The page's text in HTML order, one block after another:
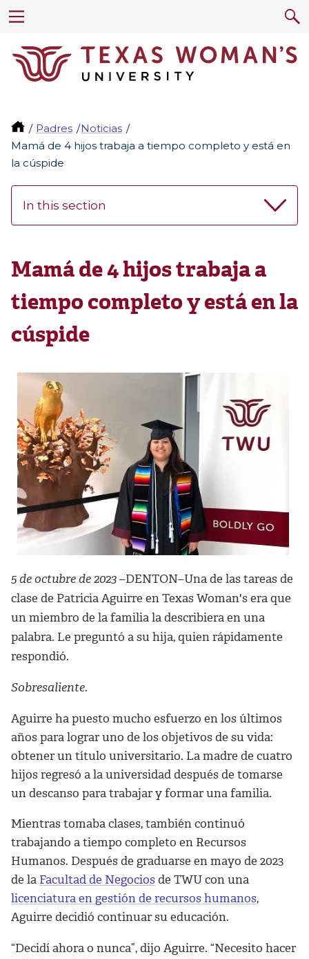
Padres
Noticias
Mamá de 4 hijos trabaja a tiempo completo y está en
la cúspide
In this section
Mamá de 4 hijos trabaja a
tiempo completo y está en la
cúspide
5 de octubre de 2023–DENTON–Una de las tareas de
clase de Patricia Aguirre en Texas Woman's era que
un miembro de la familia la describiera en una
palabra. Le preguntó a su hija, quien rápidamente
respondió.
Sobresaliente.
Aguirre ha puesto mucho esfuerzo en los últimos
años para lograr uno de los objetivos de su vida:
obtener un título universitario. La madre de cuatro
hijos regresó a la universidad después de tomarse
un descanso para trabajar y formar una familia.
Mientras tomaba clases, también continuó
trabajando a tiempo completo en Recursos
Humanos. Después de graduarse en mayo de 2023
de la Facultad de Negociosde TWU con una
licenciatura en gestión de recursos humanos,
Aguirre decidió continuar su educación.
“Decidí ahora o nunca”, dijo Aguirre. “Necesito hacer